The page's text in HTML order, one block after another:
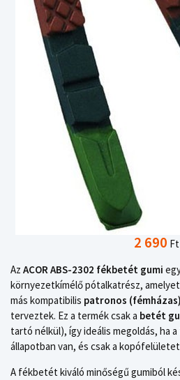
2 690 Ft
Az ACOR ABS-2302 fékbetét gumi
környezetkímélő pótalkatrész,
más kompatibilis patronos
terveztek. Ez a termék csak a betét
tartó nélkül), így ideális megoldás, ha
állapotban van, és csak a
A fékbetét kiváló minőségű gumiból